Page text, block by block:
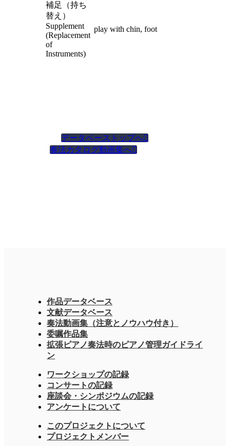
補足（持ち
替え）
Supplement
(Replacement
of
Instruments)
play with chin, foot
データベーストップへ
奏法カタログ動画集へ
作品データベース
文献データベース
奏法動画集（注意とノウハウ付き）
委嘱作品集
拡張ピアノ奏法時のピアノ管理ガイドライ
ン
ワークショップの記録
コンサートの記録
座談会・シンポジウムの記録
アンケートについて
このプロジェクトについて
プロジェクトメンバー